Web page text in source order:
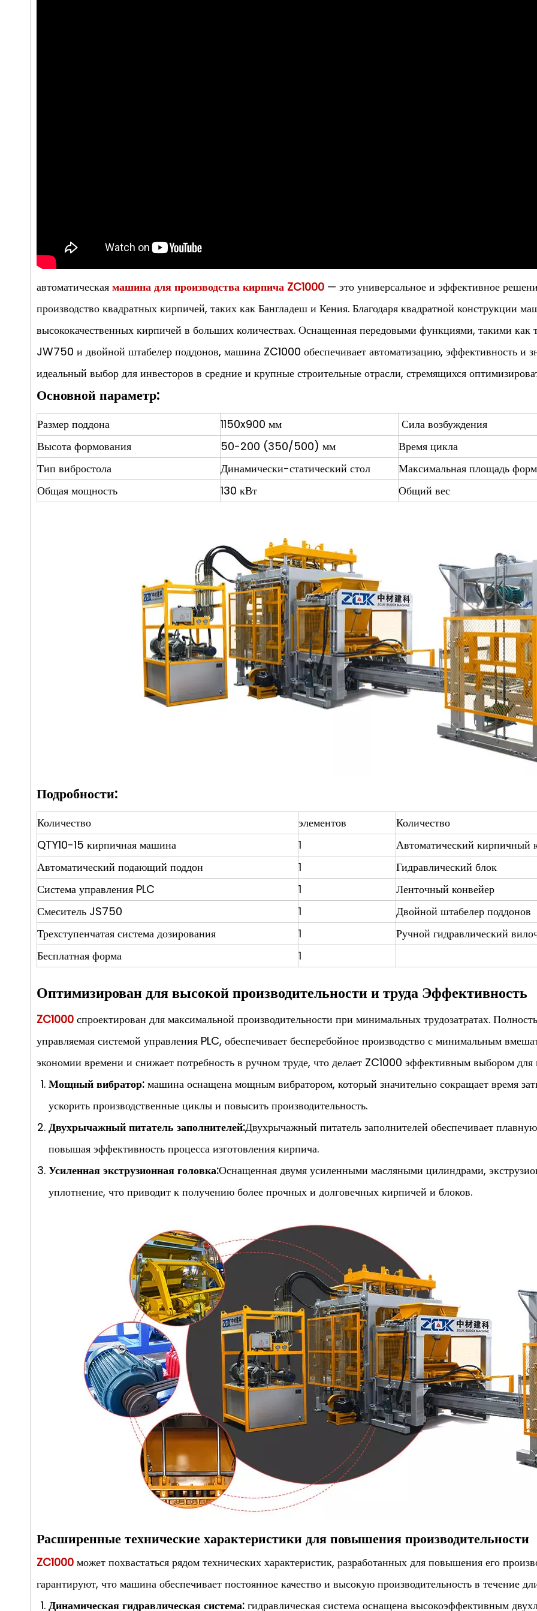
автоматическая машина для производства кирпича ZC1000 — это универсальное и эффективное
производство квадратных кирпичей, таких как Бангладеш и Кения. Благодаря квадратной конструкции
высококачественных кирпичей в больших количествах. Оснащенная передовыми функциями, такими как
JW750 и двойной штабелер поддонов, машина ZC1000 обеспечивает автоматизацию, эффективность и
идеальный выбор для инвесторов в средние и крупные строительные отрасли, стремящихся
Основной параметр:
Размер поддона 1150x900 мм Сила возбуждения
Высота формования
50-200 (350/500) мм Время цикла
Тип вибростола
Динамически-статический стол Максимальная площадь
Общая мощность
130 кВт Общий вес
Подробности:
Количество элементов Количество
QTY10-15 кирпичная машина
1 Автоматический кирпичный
Автоматический подающий поддон
1 Гидравлический блок
Система управления PLC
1 Ленточный конвейер
Смеситель JS750
1 Двойной штабелер поддонов
Трехступенчатая система дозирования
1 Ручной гидравлический
Бесплатная форма
1
Оптимизирован для высокой производительности и труда Эффективность
ZC1000 спроектирован для максимальной производительности при минимальных трудозатратах.
управляемая системой управления PLC, обеспечивает бесперебойное производство с минимальным
экономии времени и снижает потребность в ручном труде, что делает ZC1000 эффективным выбором
Мощный вибратор: машина оснащена мощным вибратором, который значительно сокращает время
ускорить производственные циклы и повысить производительность.
Двухрычажный питатель заполнителей:Двухрычажный питатель заполнителей обеспечивает
повышая эффективность процесса изготовления кирпича.
Усиленная экструзионная головка:Оснащенная двумя усиленными масляными цилиндрами,
уплотнение, что приводит к получению более прочных и долговечных кирпичей и блоков.
Расширенные технические характеристики для повышения производительности
ZC1000 может похвастаться рядом технических характеристик, разработанных для повышения его
гарантируют, что машина обеспечивает постоянное качество и высокую производительность в течение
Динамическая гидравлическая система: гидравлическая система оснащена высокоэффективным